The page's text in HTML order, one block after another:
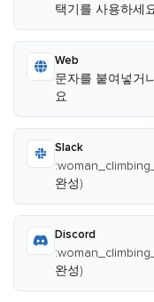
택기를 사용하세
Web
문자를 붙여넣거
요
Slack
완성)
Discord
완성)